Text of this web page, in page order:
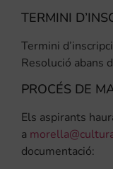
TERMINI
Termini
Resolució abans
PROCÉS DE
Els aspirants
a
documentació: